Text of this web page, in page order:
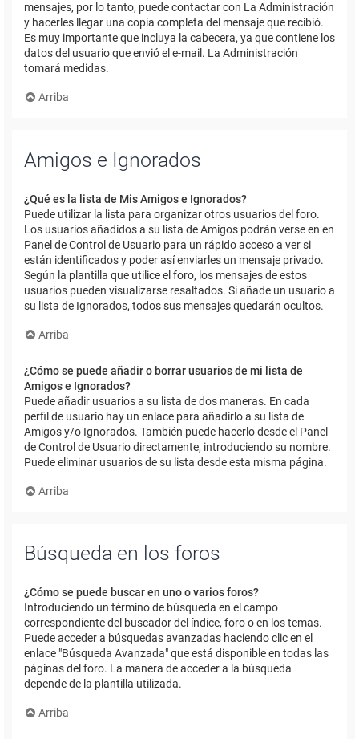
mensajes, por lo tanto, puede contactar con La Administración
y hacerles llegar una copia completa del mensaje que recibió.
Es muy importante que incluya la cabecera, ya que contiene los
datos del usuario que envió el e-mail. La Administración
tomará medidas.
Arriba
Amigos e Ignorados
¿Qué es la lista de Mis Amigos e Ignorados?
Puede utilizar la lista para organizar otros usuarios del foro.
Los usuarios añadidos a su lista de Amigos podrán verse en en
Panel de Control de Usuario para un rápido acceso a ver si
están identificados y poder así enviarles un mensaje privado.
Según la plantilla que utilice el foro, los mensajes de estos
usuarios pueden visualizarse resaltados. Si añade un usuario a
su lista de Ignorados, todos sus mensajes quedarán ocultos.
Arriba
¿Cómo se puede añadir o borrar usuarios de mi lista de
Amigos e Ignorados?
Puede añadir usuarios a su lista de dos maneras. En cada
perfil de usuario hay un enlace para añadirlo a su lista de
Amigos y/o Ignorados. También puede hacerlo desde el Panel
de Control de Usuario directamente, introduciendo su nombre.
Puede eliminar usuarios de su lista desde esta misma página.
Arriba
Búsqueda en los foros
¿Cómo se puede buscar en uno o varios foros?
Introduciendo un término de búsqueda en el campo
correspondiente del buscador del índice, foro o en los temas.
Puede acceder a búsquedas avanzadas haciendo clic en el
enlace "Búsqueda Avanzada" que está disponible en todas las
páginas del foro. La manera de acceder a la búsqueda
depende de la plantilla utilizada.
Arriba